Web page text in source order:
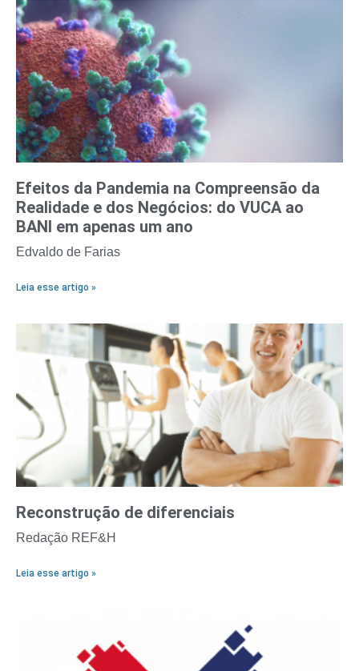
Efeitos da Pandemia na Compreensão da
Realidade e dos Negócios: do VUCA ao
BANI em apenas um ano
Edvaldo de Farias
Leia esse artigo »
Reconstrução de diferenciais
Redação REF&H
Leia esse artigo »